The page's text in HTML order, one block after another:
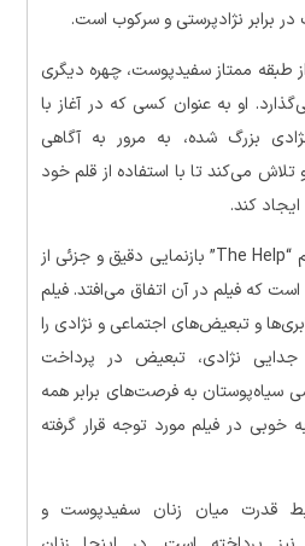
برابر نژادپرستی و سرکوب است.
طبقه ممتاز سفیدپوست، چهره دیگری
او به عنوان کسی که در آغاز با
بزرگ شده، به مرور به آگاهی
می‌کند تا با استفاده از قلم خود
کند.
یکی از نکات برجسته فیلم “The Help” بازنمایی دقیق و جزئی از
که فیلم در آن اتفاق می‌افتد. فیلم
و تبعیض‌های اجتماعی و نژادی را
نژادی، تبعیض در پرداخت
سیاه‌پوستان به فرصت‌های برابر همه
در فیلم مورد توجه قرار گرفته
قدرت میان زنان سفیدپوست و